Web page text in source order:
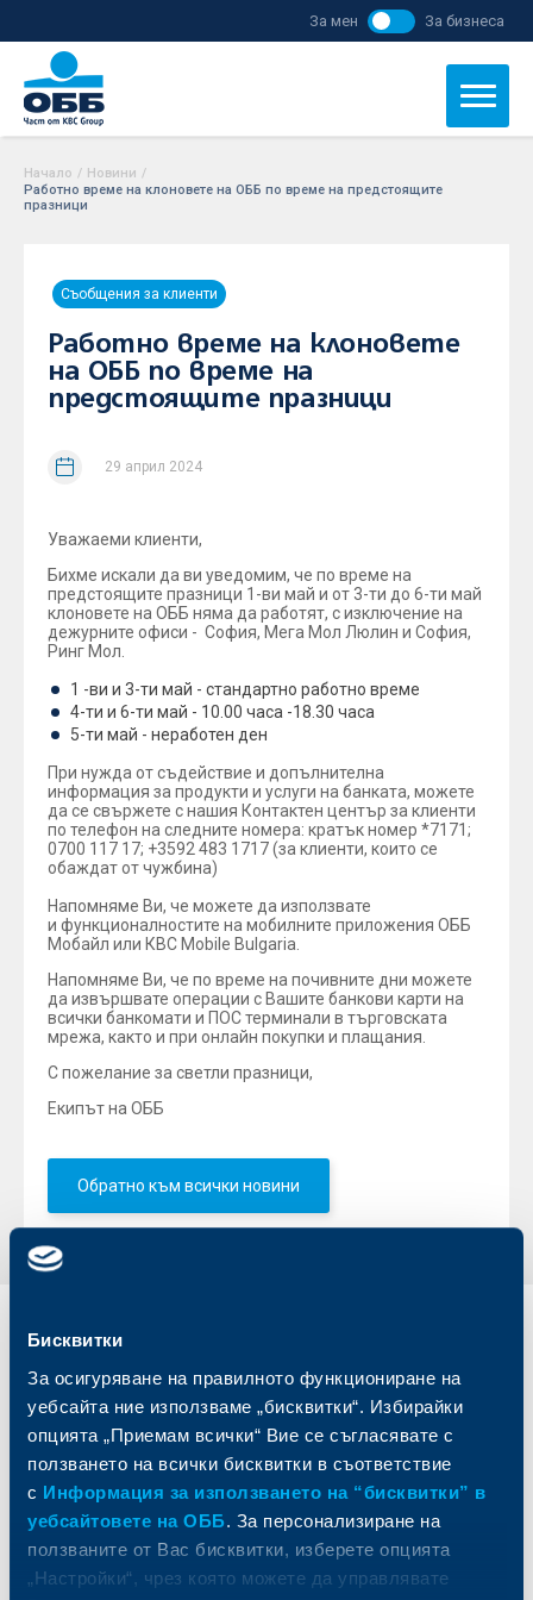
Бисквитки
За осигуряване на правилното функциониране на
уебсайта ние използваме „бисквитки“. Избирайки
опцията „Приемам всички“ Вие се съгласявате с
ползването на всички бисквитки в съответствие
с Информация за използването на “бисквитки” в
уебсайтовете на ОББ. За персонализиране на
ползваните от Вас бисквитки, изберете опцията
„Настройки“, чрез която можете да управлявате
За мен За бизнеса
Начало / Новини /
Работно време на клоновете на ОББ по време на предстоящите
празници
Съобщения за клиенти
Работно време на клоновете
на ОББ по време на
предстоящите празници
29 април 2024
Уважаеми клиенти,
Бихме искали да ви уведомим, че по време на
предстоящите празници 1-ви май и от 3-ти до 6-ти май
клоновете на ОББ няма да работят, с изключение на
дежурните офиси - София, Мега Мол Люлин и София,
Ринг Мол.
1 -ви и 3-ти май - стандартно работно време
4-ти и 6-ти май - 10.00 часа -18.30 часа
5-ти май - неработен ден
При нужда от съдействие и допълнителна
информация за продукти и услуги на банката, можете
да се свържете с нашия Контактен център за клиенти
по телефон на следните номера: кратък номер *7171;
0700 117 17; +3592 483 1717 (за клиенти, които се
обаждат от чужбина)
Напомняме Ви, че можете да използвате
и функционалностите на мобилните приложения ОББ
Мобайл или КВС Mobile Bulgaria.
Напомняме Ви, че по време на почивните дни можете
да извършвате операции с Вашите банкови карти на
всички банкомати и ПОС терминали в търговската
мрежа, както и при онлайн покупки и плащания.
С пожелание за светли празници,
Екипът на ОББ
Обратно към всички новини
Индивидуални
Карти
Сметки и плащания
Кредити
Спестявания и инвестиции
Частно банкиране
Застраховки
Актуализация на клиентски данни
Кредитиране
Управление на парични средства
Търговско финансиране
ПОС терминали
Пазари, инвестиционно банкиране
и попечителски услуги
Факторинг